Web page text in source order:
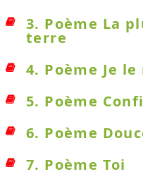
3. Poème La
terre
4. Poème Je
5. Poème
6. Poème
7. Poème Toi